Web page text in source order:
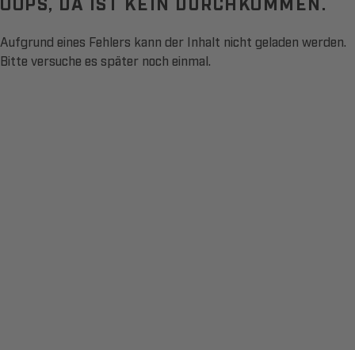
Aufgrund eines Fehlers kann der Inhalt nicht geladen werden.
Bitte versuche es später noch einmal.